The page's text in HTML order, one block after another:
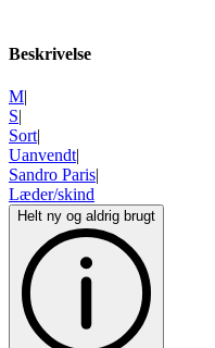
Beskrivelse
M|
S|
Sort|
Uanvendt|
Sandro Paris|
Læder/skind
Helt ny og aldrig brugt